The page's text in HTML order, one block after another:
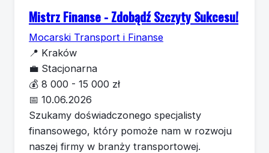
Mistrz Finanse - Zdobądź Szczyty Sukcesu!
Mocarski Transport i Finanse
📍 Kraków
💼 Stacjonarna
💰 8 000 - 15 000 zł
📅 10.06.2026
Szukamy doświadczonego specjalisty
finansowego, który pomoże nam w rozwoju
naszej firmy w branży transportowej.